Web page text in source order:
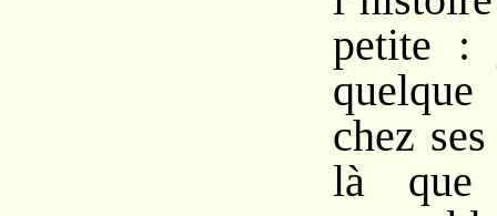
petite
chez
là que